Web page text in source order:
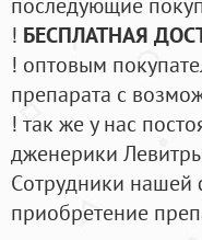
! БЕСПЛАТНАЯ
! оптовым
препарата с
! так же у нас
дженерики
Cотрудники нашей
приобретение